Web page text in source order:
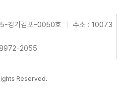
경기김포-0050호
주소 : 10073
2055
Reserved.